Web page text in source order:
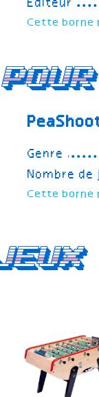
Editeur
Cette borne
Genre
Nombre de
Cette borne